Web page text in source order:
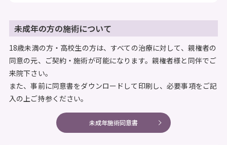
未成年の方の施術について
18歳未満の方・高校生の方は、すべての治療に対して、親権者の
同意の元、ご契約・施術が可能になります。親権者様と同伴でご
来院下さい。
また、事前に同意書をダウンロードして印刷し、必要事項をご記
入の上ご持参ください。
未成年施術同意書